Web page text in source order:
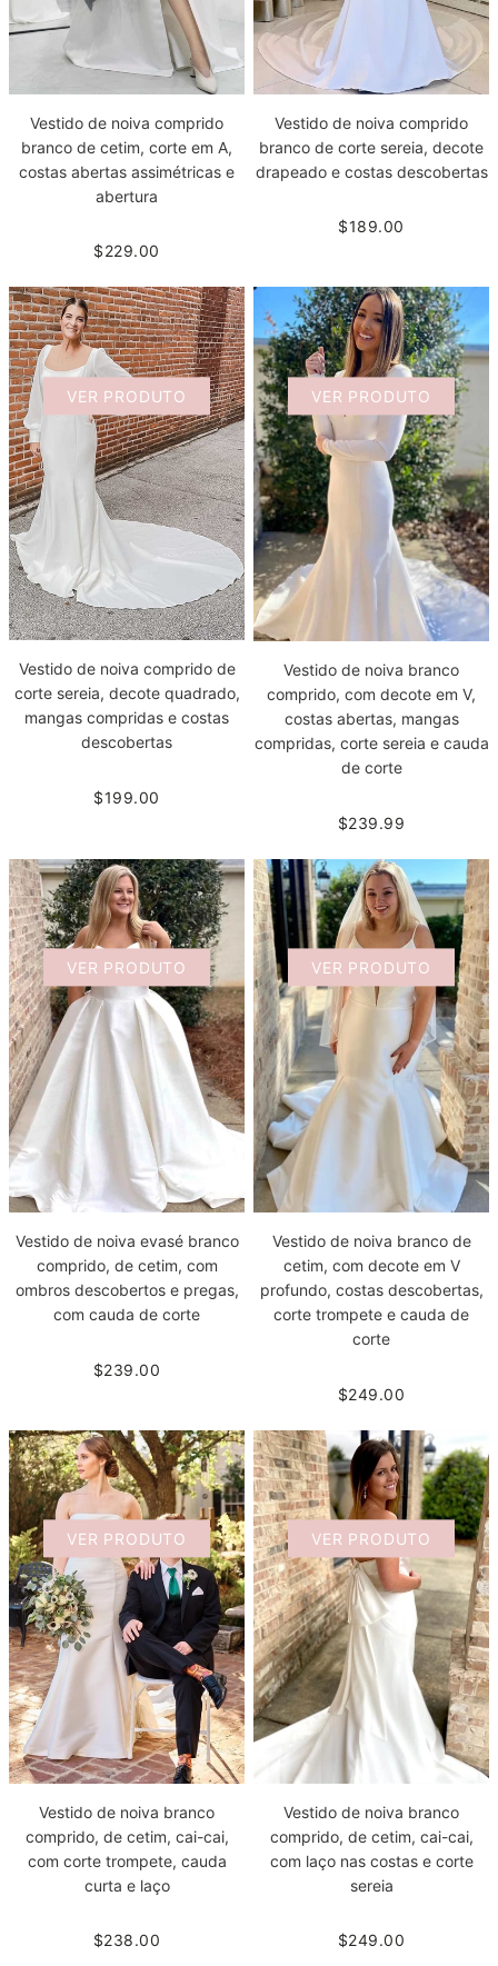
Vestido de noiva comprido
branco de cetim, corte em A,
costas abertas assimétricas e
abertura
$229.00
Vestido de noiva comprido
branco de corte sereia, decote
drapeado e costas descobertas
$189.00
VER PRODUTO
Vestido de noiva comprido de
corte sereia, decote quadrado,
mangas compridas e costas
descobertas
$199.00
VER PRODUTO
Vestido de noiva branco
comprido, com decote em V,
costas abertas, mangas
compridas, corte sereia e cauda
de corte
$239.99
VER PRODUTO
Vestido de noiva evasé branco
comprido, de cetim, com
ombros descobertos e pregas,
com cauda de corte
$239.00
VER PRODUTO
Vestido de noiva branco de
cetim, com decote em V
profundo, costas descobertas,
corte trompete e cauda de
corte
$249.00
VER PRODUTO
Vestido de noiva branco
comprido, de cetim, cai-cai,
com corte trompete, cauda
curta e laço
$238.00
VER PRODUTO
Vestido de noiva branco
comprido, de cetim, cai-cai,
com laço nas costas e corte
sereia
$249.00